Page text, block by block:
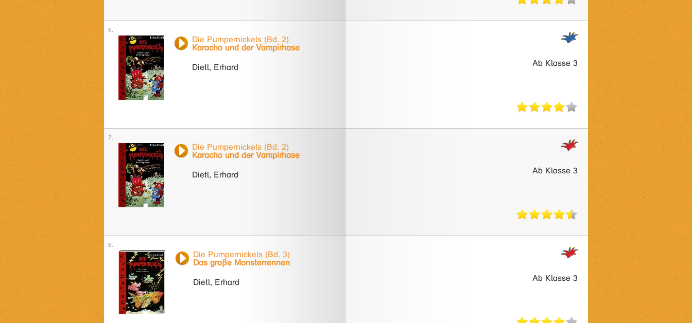
Die Pumpernickels (Bd. 2)
Karacho und der Vampirhase
Dietl, Erhard
Ab Klasse 3
Die Pumpernickels (Bd. 2)
Karacho und der Vampirhase
Dietl, Erhard
Ab Klasse 3
Die Pumpernickels (Bd. 3)
Das große Monsterrennen
Dietl, Erhard
Ab Klasse 3